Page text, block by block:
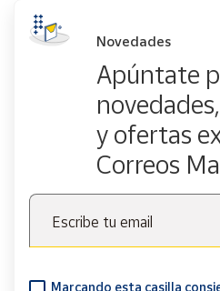
Novedades
Apúntate
y ofertas
Correos
Escribe tu email
Marcando esta casilla